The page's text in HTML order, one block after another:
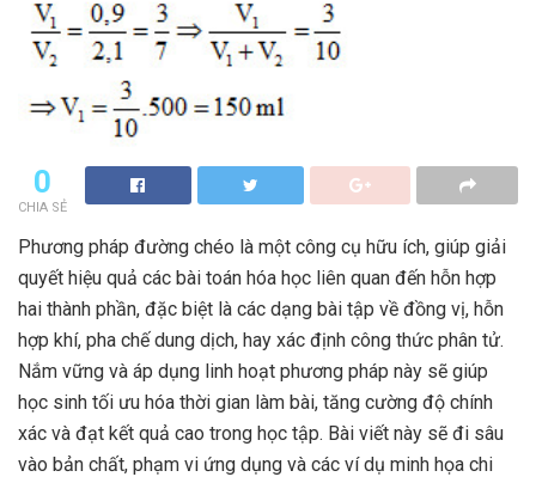
0
CHIA SẺ
Phương pháp đường chéo là một công cụ hữu ích, giúp giải
quyết hiệu quả các bài toán hóa học liên quan đến hỗn hợp
hai thành phần, đặc biệt là các dạng bài tập về đồng vị, hỗn
hợp khí, pha chế dung dịch, hay xác định công thức phân tử.
Nắm vững và áp dụng linh hoạt phương pháp này sẽ giúp
học sinh tối ưu hóa thời gian làm bài, tăng cường độ chính
xác và đạt kết quả cao trong học tập. Bài viết này sẽ đi sâu
vào bản chất, phạm vi ứng dụng và các ví dụ minh họa chi